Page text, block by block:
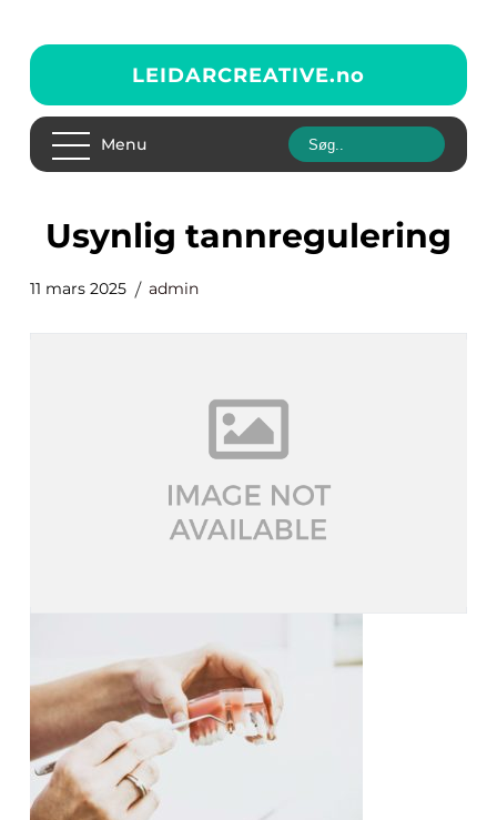
LEIDARCREATIVE.no
Menu
usynlig tannregulering
11 mars 2025 admin